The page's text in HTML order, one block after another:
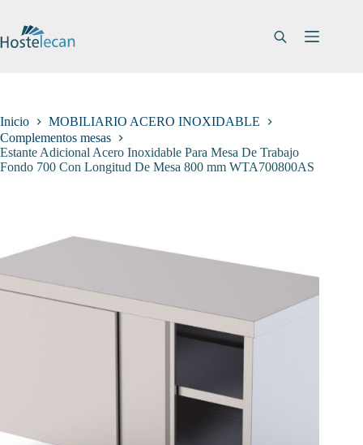
contenido
Inicio
MOBILIARIO ACERO INOXIDABLE
Complementos mesas
Estante Adicional Acero Inoxidable Para Mesa De Trabajo
Fondo 700 Con Longitud De Mesa 800 mm WTA700800AS